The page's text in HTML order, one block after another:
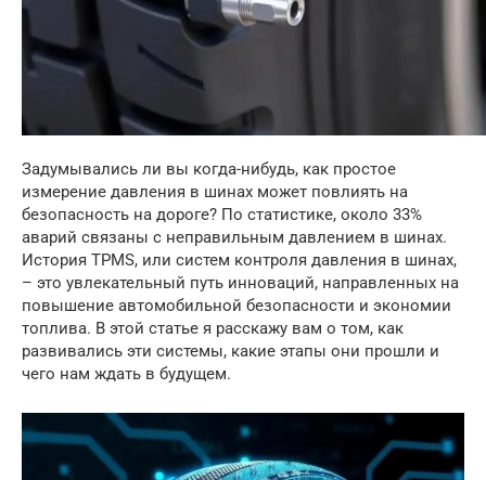
Задумывались ли вы когда-нибудь, как простое
измерение давления в шинах может повлиять на
безопасность на дороге? По статистике, около 33%
аварий связаны с неправильным давлением в шинах.
История TPMS, или систем контроля давления в шинах,
– это увлекательный путь инноваций, направленных на
повышение автомобильной безопасности и экономии
топлива. В этой статье я расскажу вам о том, как
развивались эти системы, какие этапы они прошли и
чего нам ждать в будущем.